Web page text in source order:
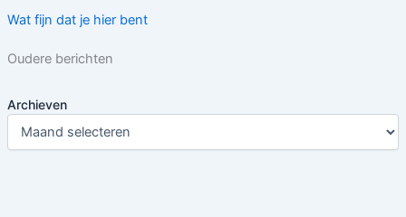
Wat fijn dat je hier bent
Oudere berichten
Archieven